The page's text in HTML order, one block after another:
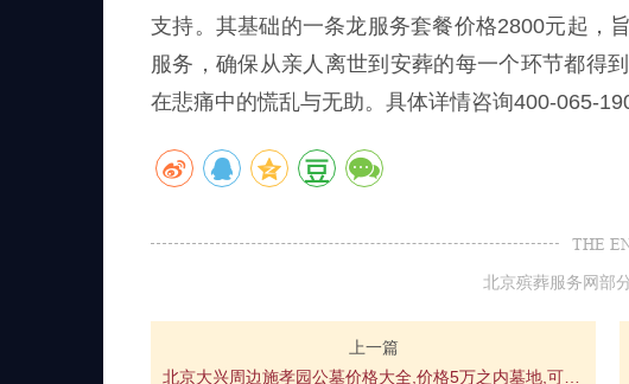
支持。其基础的一条龙服务套餐价格2800元起，
服务，确保从亲人离世到安葬的每一个环节都得
在悲痛中的慌乱与无助。具体详情咨询400-065-
THE
北京殡葬服务网部
上一篇